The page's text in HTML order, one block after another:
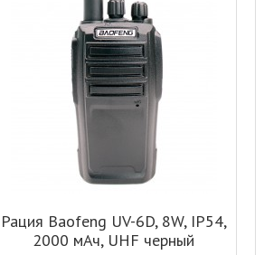
Рация Baofeng UV-6D, 8W, IP54,
2000 мАч, UHF черный